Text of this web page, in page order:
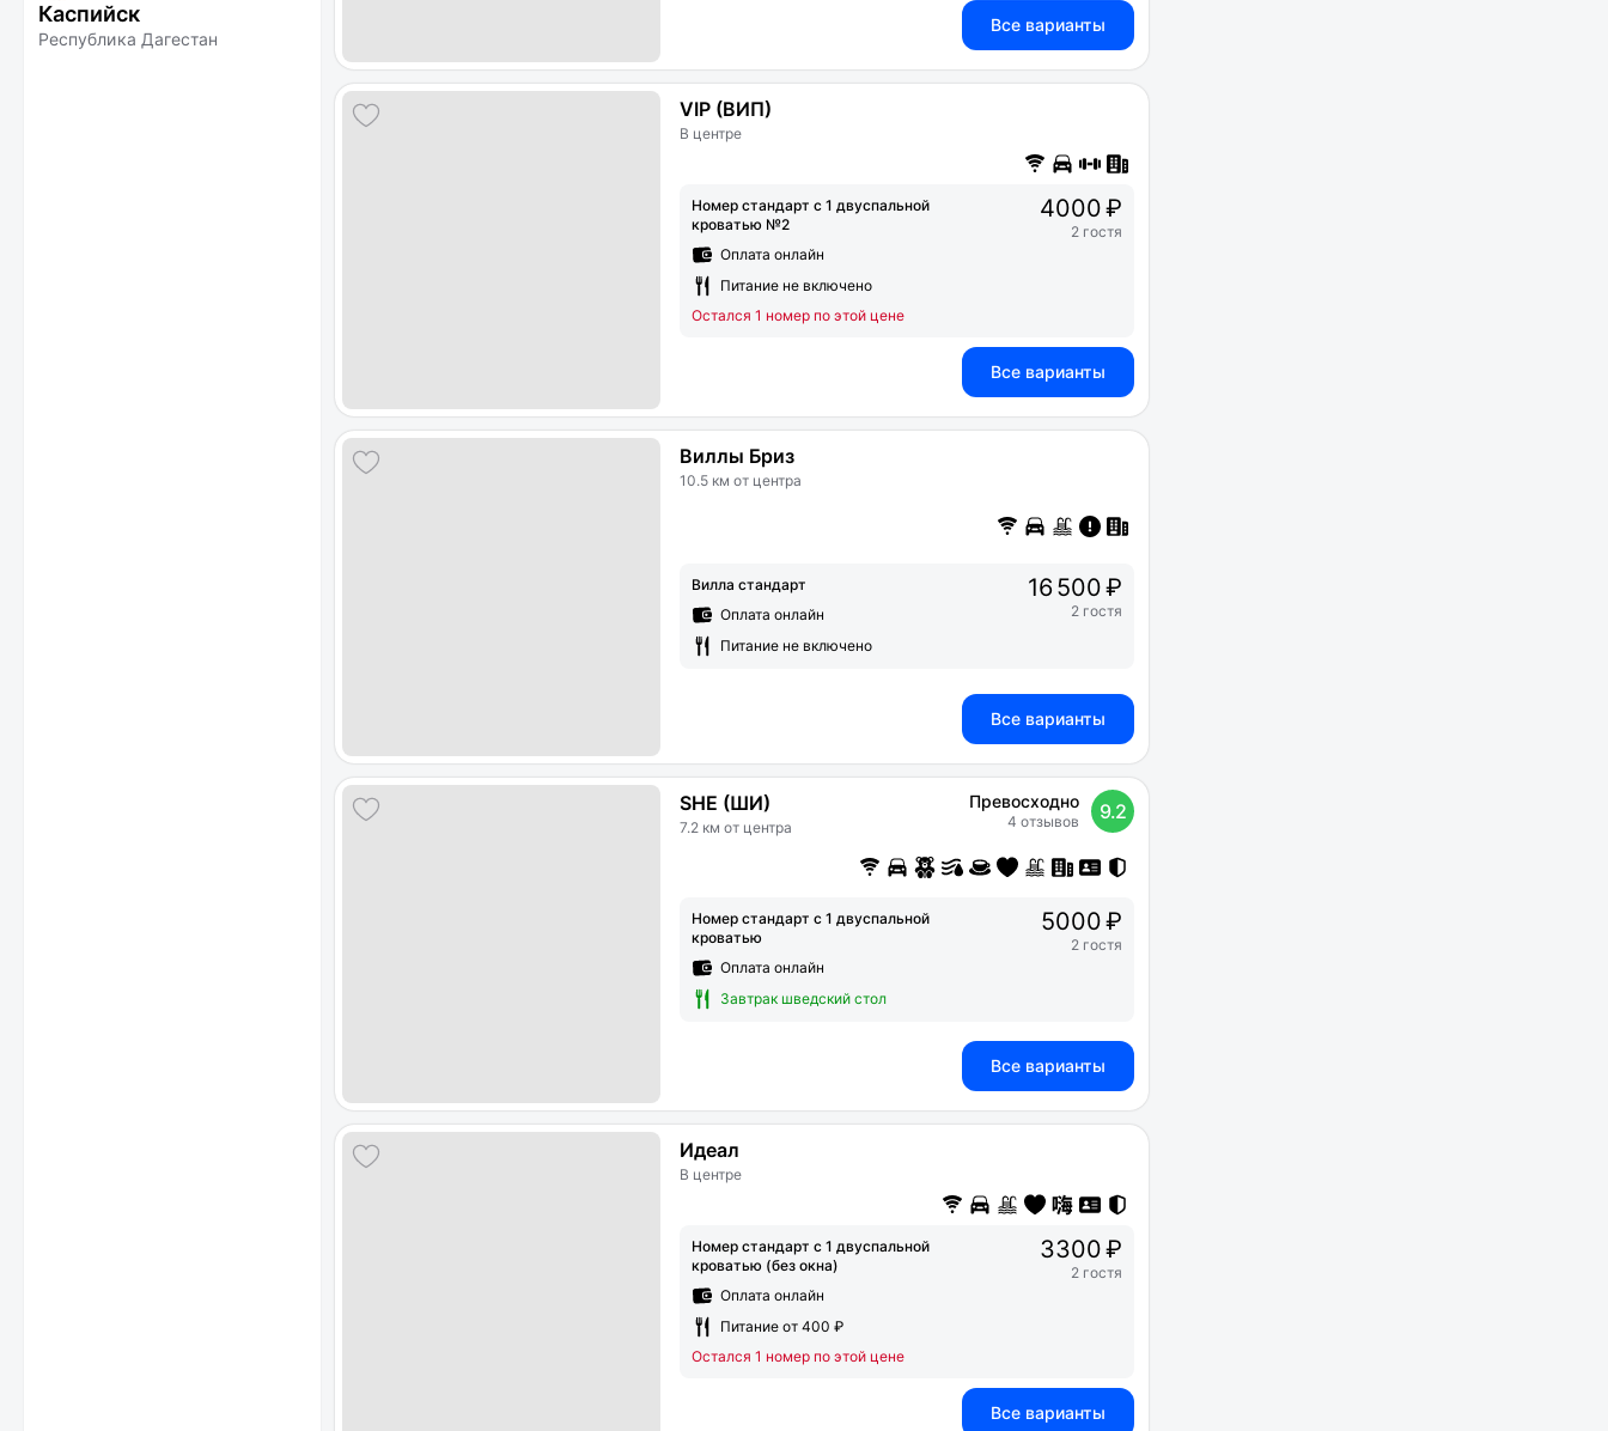
Каспийск
Республика Дагестан
Все варианты
VIP (ВИП)
В центре
Номер стандарт с 1 двуспальной
кроватью №2
Оплата онлайн
Питание не включено
Остался 1 номер по этой цене
4000 ₽
2 гостя
Все варианты
Виллы Бриз
10.5 км от центра
Вилла стандарт
Оплата онлайн
Питание не включено
16 500 ₽
2 гостя
Все варианты
SHE (ШИ)
7.2 км от центра
Превосходно
4 отзывов 9.2
Номер стандарт с 1 двуспальной
кроватью
Оплата онлайн
Завтрак шведский стол
5000 ₽
2 гостя
Все варианты
Идеал
В центре
Номер стандарт с 1 двуспальной
кроватью (без окна)
Оплата онлайн
Питание от 400 ₽
Остался 1 номер по этой цене
3300 ₽
2 гостя
Все варианты